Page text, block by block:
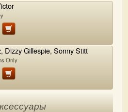
Dizzy Gillespie, Sonny Stitt
Only